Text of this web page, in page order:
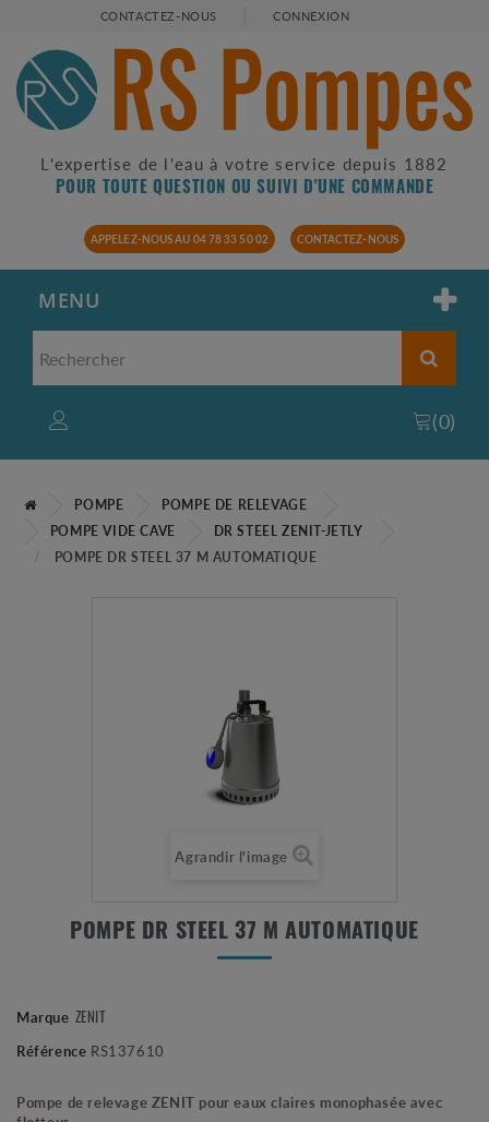
CONTACTEZ-NOUS CONNEXION
L'expertise de l'eau à votre service depuis 1882
POUR TOUTE QUESTION OU SUIVI D'UNE COMMANDE
APPELEZ-NOUS AU 04 78 33 50 02 CONTACTEZ-NOUS
MENU
(0)
POMPE
POMPE DE RELEVAGE
POMPE VIDE CAVE
DR STEEL ZENIT-JETLY
POMPE DR STEEL 37 M AUTOMATIQUE
Agrandir l'image
POMPE DR STEEL 37 M AUTOMATIQUE
Marque ZENIT
Référence RS137610
Pompe de relevage ZENIT pour eaux claires monophasée avec